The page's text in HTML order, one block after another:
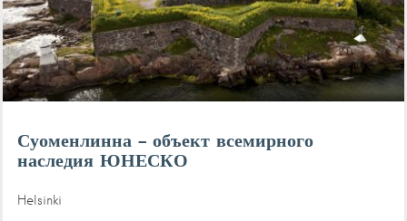
Суоменлинна – объект всемирного
наследия ЮНЕСКО
Helsinki